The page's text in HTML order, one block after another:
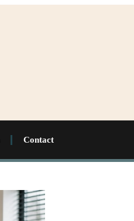
Contact